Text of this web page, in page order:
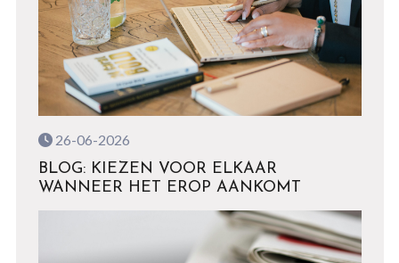
26-06-2026
BLOG: KIEZEN VOOR ELKAAR
WANNEER HET EROP AANKOMT